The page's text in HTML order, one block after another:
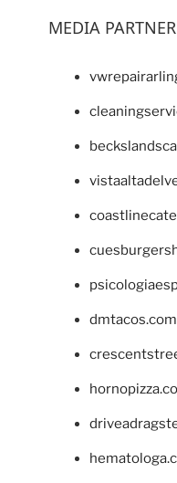
MEDIA
dmtacos.com